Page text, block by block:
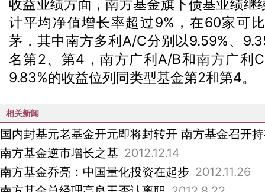
收益业绩方面，南方基金旗下债基业绩继
计平均净值增长率超过9%，在60家可
茅，其中南方多利A/C分别以9.59%、
名第2、第4，南方广利A/B和南方广利
9.83%的收益位列同类型基金第2和第4。
相关新闻
国内封基元老基金开元即将封转开 南方基金召开
南方基金逆市增长之基 2012.12.14
南方基金乔亮：中国量化投资在起步 2012.11.26